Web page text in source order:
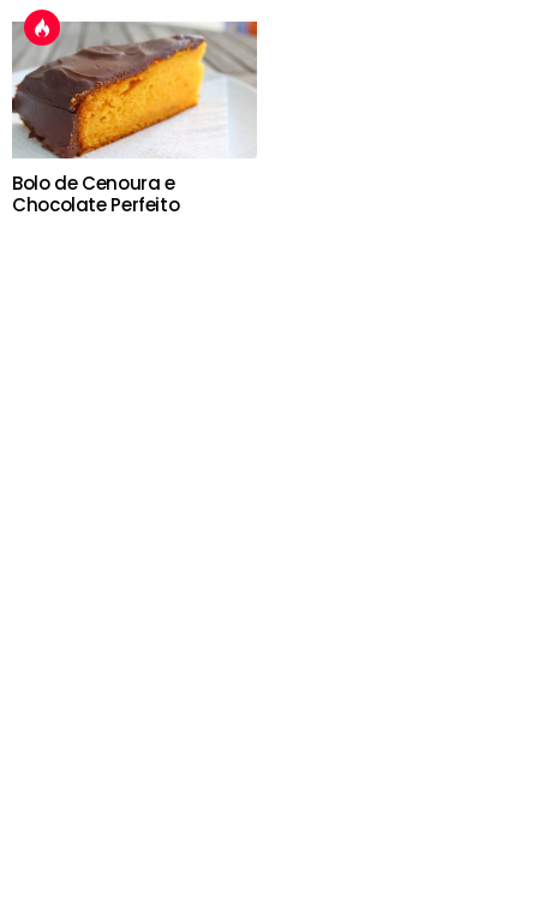
Bolo de Cenoura e
Chocolate Perfeito